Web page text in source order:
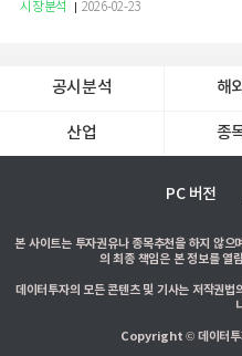
증권
시장분석 2026-02-23
공시분석 해
산업 종
PC 버전
본 사이트는 투자권유나 종목추천을 하지 않
의 최종 책임은 본 정보를 열
데이터투자의 모든 콘텐츠 및 기사는 저작권
Copyright © 데이터